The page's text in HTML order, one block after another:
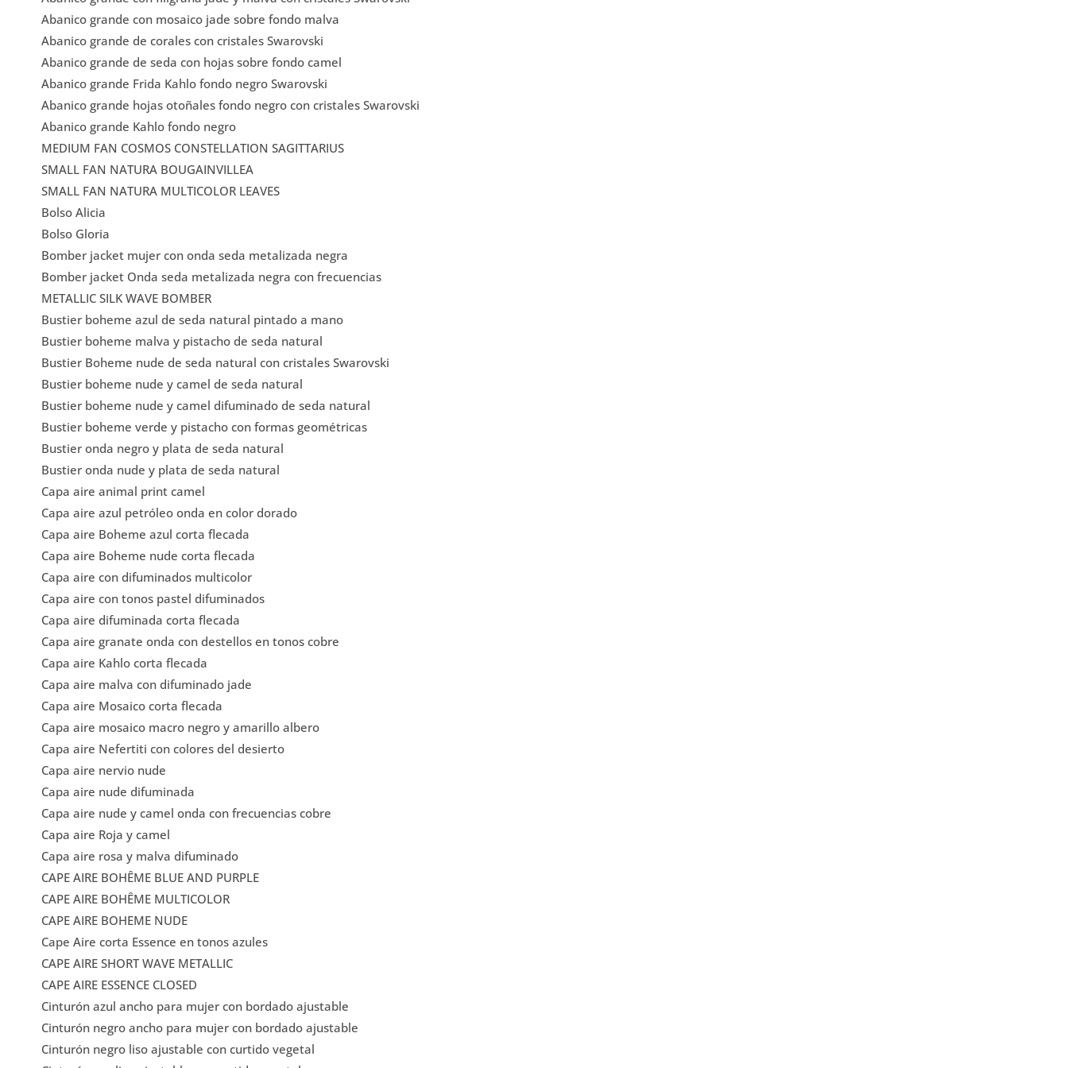
Abanico grande con mosaico jade sobre fondo malva
Abanico grande de corales con cristales Swarovski
Abanico grande de seda con hojas sobre fondo camel
Abanico grande Frida Kahlo fondo negro Swarovski
Abanico grande hojas otoñales fondo negro con cristales Swarovski
Abanico grande Kahlo fondo negro
MEDIUM FAN COSMOS CONSTELLATION SAGITTARIUS
SMALL FAN NATURA BOUGAINVILLEA
SMALL FAN NATURA MULTICOLOR LEAVES
Bolso Alicia
Bolso Gloria
Bomber jacket mujer con onda seda metalizada negra
Bomber jacket Onda seda metalizada negra con frecuencias
METALLIC SILK WAVE BOMBER
Bustier boheme azul de seda natural pintado a mano
Bustier boheme malva y pistacho de seda natural
Bustier Boheme nude de seda natural con cristales Swarovski
Bustier boheme nude y camel de seda natural
Bustier boheme nude y camel difuminado de seda natural
Bustier boheme verde y pistacho con formas geométricas
Bustier onda negro y plata de seda natural
Bustier onda nude y plata de seda natural
Capa aire animal print camel
Capa aire azul petróleo onda en color dorado
Capa aire Boheme azul corta flecada
Capa aire Boheme nude corta flecada
Capa aire con difuminados multicolor
Capa aire con tonos pastel difuminados
Capa aire difuminada corta flecada
Capa aire granate onda con destellos en tonos cobre
Capa aire Kahlo corta flecada
Capa aire malva con difuminado jade
Capa aire Mosaico corta flecada
Capa aire mosaico macro negro y amarillo albero
Capa aire Nefertiti con colores del desierto
Capa aire nervio nude
Capa aire nude difuminada
Capa aire nude y camel onda con frecuencias cobre
Capa aire Roja y camel
Capa aire rosa y malva difuminado
CAPE AIRE BOHÊME BLUE AND PURPLE
CAPE AIRE BOHÊME MULTICOLOR
CAPE AIRE BOHEME NUDE
Cape Aire corta Essence en tonos azules
CAPE AIRE SHORT WAVE METALLIC
CAPE AIRE ESSENCE CLOSED
Cinturón azul ancho para mujer con bordado ajustable
Cinturón negro ancho para mujer con bordado ajustable
Cinturón negro liso ajustable con curtido vegetal